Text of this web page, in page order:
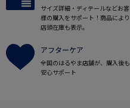
サイズ詳細・ディテールなどお客
様の購入をサポート！商品により
店頭在庫も表示。
アフターケア
全国のはるやま店舗が、購入後も
安心サポート